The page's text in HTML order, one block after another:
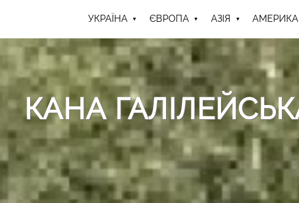
УКРАЇНА ЄВРОПА АЗІЯ АМЕРИКА
КАНА